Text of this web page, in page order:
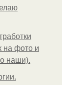
на фото и
наши).